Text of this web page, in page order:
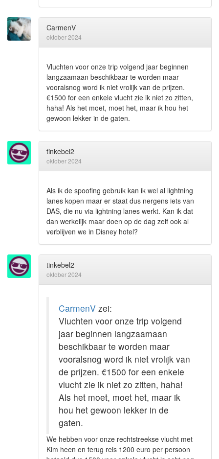
CarmenV
oktober 2024
Vluchten voor onze trip volgend jaar beginnen
langzaamaan beschikbaar te worden maar
vooralsnog word ik niet vrolijk van de prijzen.
€1500 for een enkele vlucht zie ik niet zo zitten,
haha! Als het moet, moet het, maar ik hou het
gewoon lekker in de gaten.
tinkebel2
oktober 2024
Als ik de spoofing gebruik kan ik wel al lightning
lanes kopen maar er staat dus nergens iets van
DAS, die nu via lightning lanes werkt. Kan ik dat
dan werkelijk maar doen op de dag zelf ook al
verblijven we in Disney hotel?
tinkebel2
oktober 2024
CarmenV zei:
Vluchten voor onze trip volgend
jaar beginnen langzaamaan
beschikbaar te worden maar
vooralsnog word ik niet vrolijk van
de prijzen. €1500 for een enkele
vlucht zie ik niet zo zitten, haha!
Als het moet, moet het, maar ik
hou het gewoon lekker in de
gaten.
We hebben voor onze rechtstreekse vlucht met
Klm heen en terug reis 1200 euro per persoon